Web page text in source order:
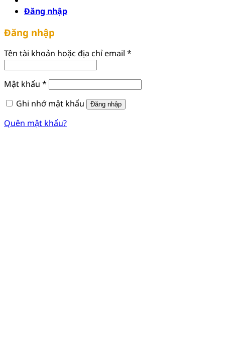
Đăng nhập
Đăng nhập
Tên tài khoản hoặc địa chỉ email *
Mật khẩu * Bắt
Ghi nhớ mật khẩu
Đăng nhập
Quên mật khẩu?